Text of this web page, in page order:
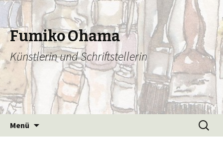
Fumiko Ohama
Künstlerin und Schriftstellerin
Menü
Suchen
nach: